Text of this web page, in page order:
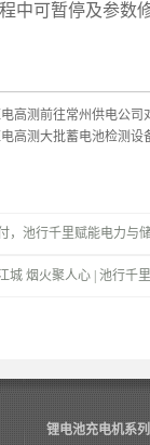
中可暂停及参数
高测前往常州供电公司
高测大批蓄电池检测设
，池行千里赋能电力与
城 烟火聚人心 | 池行千
锂电池充电机系列